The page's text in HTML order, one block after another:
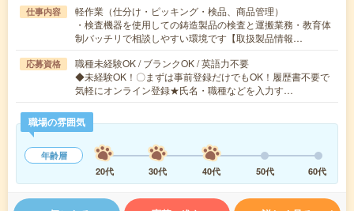
仕事内容
軽作業（仕分け・ピッキング・検品、商品管理）
・検査機器を使用しての鋳造製品の検査と運搬業務・教育体
制バッチリで相談しやすい環境です【取扱製品情報…
応募資格
職種未経験OK / ブランクOK / 英語力不要
◆未経験OK！〇まずは事前登録だけでもOK！履歴書不要で
気軽にオンライン登録★氏名・職種などを入力す…
職場の雰囲気
年齢層
20代
30代 40代 50代 60代